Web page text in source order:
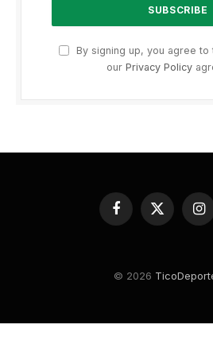
By signing up, you agree to
our Privacy Policy
Facebook
X
(Twitter)
© 2026